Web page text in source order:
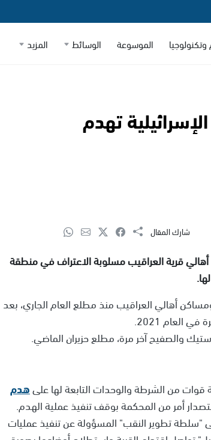
الموسوعة الوسائط المزيد
تهدم
شارك المقال
أهالي قرية العراقيب مسلوبة الاعتراف في منطقة
أهالي العراقيب منذ مطلع العام الجاري، بعد
والصفيح آخر مرة، مطلع حزيران الماضي.
من الشرطة والوحدات التابعة لها علىهدم
أمر من المحكمة بوقف تنفيذ عملية الهدم.
"سلطة تطوير النقب" المسؤولة عن تنفيذ عمليات